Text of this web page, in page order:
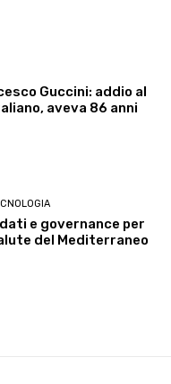
Guccini: addio al
aveva 86 anni
dati e governance per
del Mediterraneo